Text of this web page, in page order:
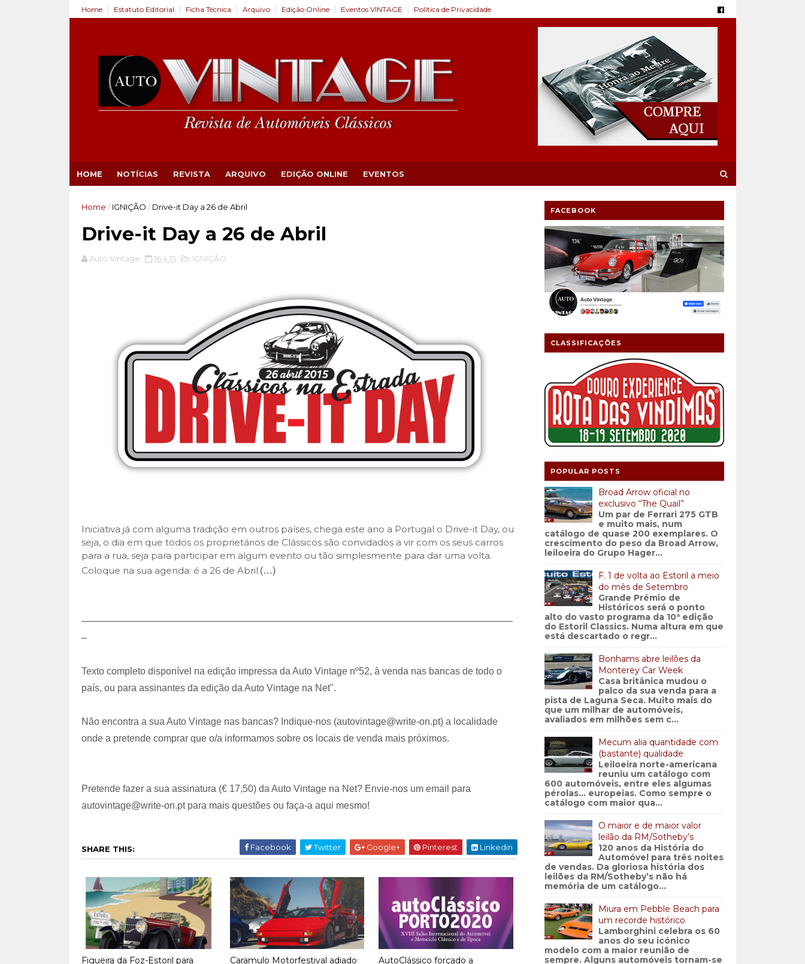
Home Estatuto Editorial Ficha Técnica Arquivo Edição Online Eventos VINTAGE Política de Privacidade
HOME NOTÍCIAS REVISTA ARQUIVO EDIÇÃO ONLINE EVENTOS
Home / IGNIÇÃO / Drive-it Day a 26 de Abril
Drive-it Day a 26 de Abril
Auto Vintage 16.4.15 IGNIÇÃO
Iniciativa já com alguma tradição em outros países, chega este ano a Portugal o Drive-it Day, ou
seja, o dia em que todos os proprietários de Clássicos são convidados a vir com os seus carros
para a rua, seja para participar em algum evento ou tão simplesmente para dar uma volta.
Coloque na sua agenda: é a 26 de Abril.(…)
––––––––––––––––––––––––––––––––––––––––––––––––––––––––––––––––––––––––––––––––
–
Texto completo disponível na edição impressa da Auto Vintage nº52, à venda nas bancas de todo o
país, ou para assinantes da edição da Auto Vintage na Net".
Não encontra a sua Auto Vintage nas bancas? Indique-nos (autovintage@write-on.pt) a localidade
onde a pretende comprar que o/a informamos sobre os locais de venda mais próximos.
Pretende fazer a sua assinatura (€ 17,50) da Auto Vintage na Net? Envie-nos um email para
autovintage@write-on.pt para mais questões ou faça-a aqui mesmo!
SHARE THIS: Facebook Twitter Google+ Pinterest Linkedin
Figueira da Foz-Estoril para
Caramulo Motorfestival adiado
AutoClássico forçado a
FACEBOOK
CLASSIFICAÇÕES
POPULAR POSTS
Broad Arrow oficial no
exclusivo “The Quail”
Um par de Ferrari 275 GTB
e muito mais, num
catálogo de quase 200 exemplares. O
crescimento do peso da Broad Arrow,
leiloeira do Grupo Hager...
F. 1 de volta ao Estoril a meio
do mês de Setembro
Grande Prémio de
Históricos será o ponto
alto do vasto programa da 10ª edição
do Estoril Classics. Numa altura em que
está descartado o regr...
Bonhams abre leilões da
Monterey Car Week
Casa britânica mudou o
palco da sua venda para a
pista de Laguna Seca. Muito mais do
que um milhar de automóveis,
avaliados em milhões sem c...
Mecum alia quantidade com
(bastante) qualidade
Leiloeira norte-americana
reuniu um catálogo com
600 automóveis, entre eles algumas
pérolas… europeias. Como sempre o
catálogo com maior qua...
O maior e de maior valor
leilão da RM/Sotheby’s
120 anos da História do
Automóvel para três noites
de vendas. Da gloriosa história dos
leilões da RM/Sotheby’s não há
memória de um catálogo...
Miura em Pebble Beach para
um recorde histórico
Lamborghini celebra os 60
anos do seu icónico
modelo com a maior reunião de
sempre. Alguns automóveis tornam-se